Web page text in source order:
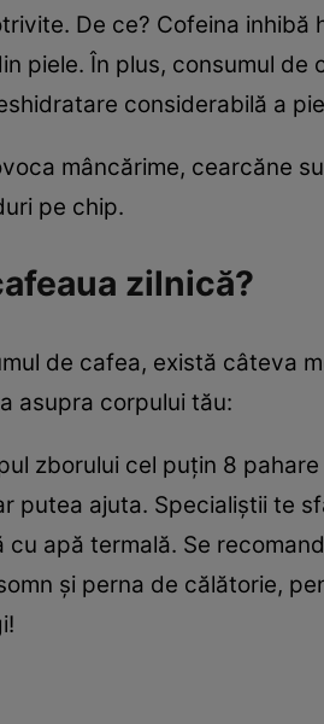
De ce? Cofeina
piele. În plus, consumul
considerabilă a
mâncărime, cearcăne
pe chip.
zilnică?
de cafea, există câteva
asupra corpului tău:
zborului cel puțin 8
putea ajuta. Specialiștii te
apă termală. Se
și perna de călătorie,